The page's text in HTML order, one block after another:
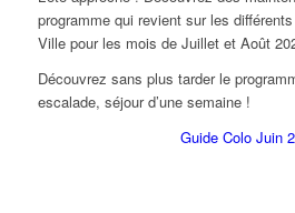
programme qui revient sur les
Ville pour les mois de Juillet et Août
Découvrez sans plus tarder le
escalade, séjour d’une semaine !
Guide Colo Juin